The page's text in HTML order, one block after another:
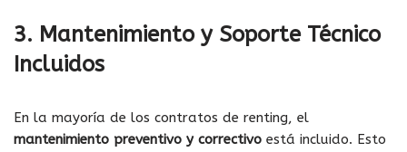
3. Mantenimiento y Soporte Técnico
Incluidos
En la mayoría de los contratos de renting, el
mantenimiento preventivo y correctivo está incluido. Esto